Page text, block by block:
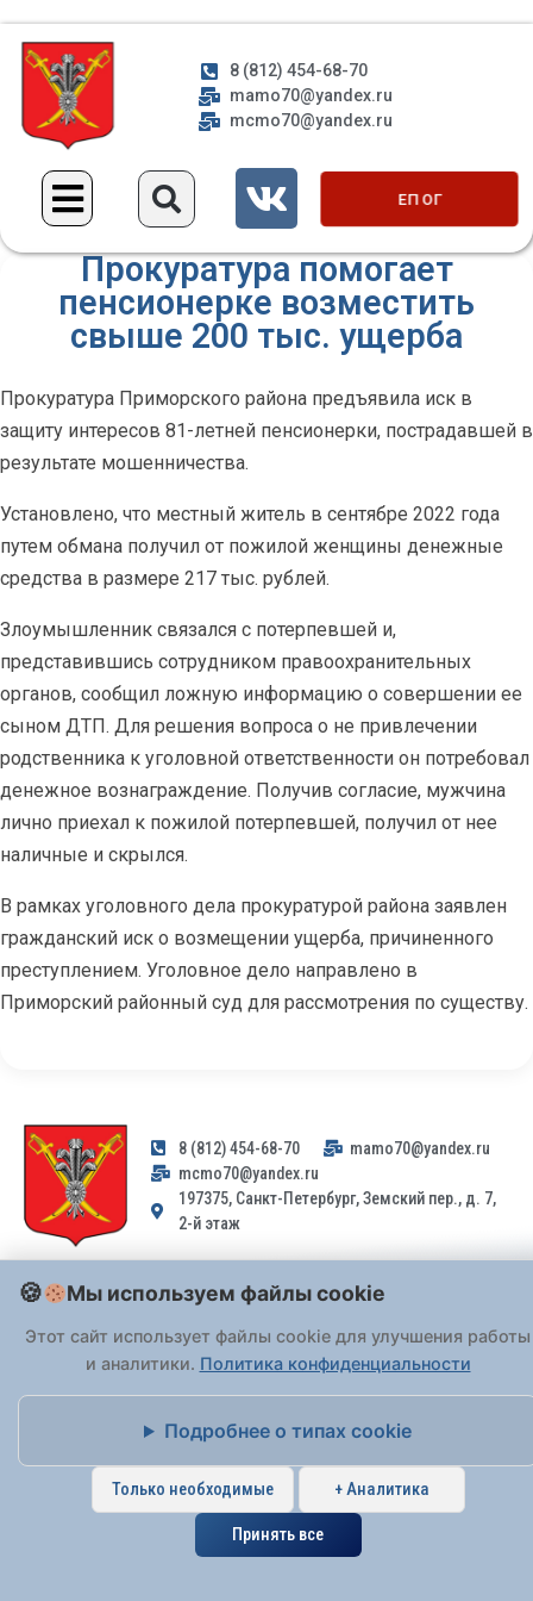
8 (812) 454-68-70
mamo70@yandex.ru
mcmo70@yandex.ru
ЕП ОГ
Прокуратура помогает
пенсионерке возместить
свыше 200 тыс. ущерба
Прокуратура Приморского района предъявила иск в
защиту интересов 81-летней пенсионерки, пострадавшей в
результате мошенничества.
Установлено, что местный житель в сентябре 2022 года
путем обмана получил от пожилой женщины денежные
средства в размере 217 тыс. рублей.
Злоумышленник связался с потерпевшей и,
представившись сотрудником правоохранительных
органов, сообщил ложную информацию о совершении ее
сыном ДТП. Для решения вопроса о не привлечении
родственника к уголовной ответственности он потребовал
денежное вознаграждение. Получив согласие, мужчина
лично приехал к пожилой потерпевшей, получил от нее
наличные и скрылся.
В рамках уголовного дела прокуратурой района заявлен
гражданский иск о возмещении ущерба, причиненного
преступлением. Уголовное дело направлено в
Приморский районный суд для рассмотрения по существу.
8 (812) 454-68-70
mamo70@yandex.ru
mcmo70@yandex.ru
197375, Санкт-Петербург, Земский пер., д. 7,
2-й этаж
Заявления и обращения граждан и организаций, поступившие на
адрес email, не могут быть рассмотрены на основании
Федерального закона от 02.05.2006 № 59-ФЗ. Обращения
принимаются только: по почте, черезпортал «Госуслуги» (ЕПГУ)
Мы используем файлы cookie
Этот сайт использует файлы cookie для улучшения работы
и аналитики. Политика конфиденциальности
Подробнее о типах cookie
Только необходимые + Аналитика
Принять все